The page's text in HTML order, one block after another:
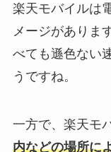
楽天モバイルは
メージがありま
べても遜色ない
うですね。
一方で、楽天モ
内などの場所に